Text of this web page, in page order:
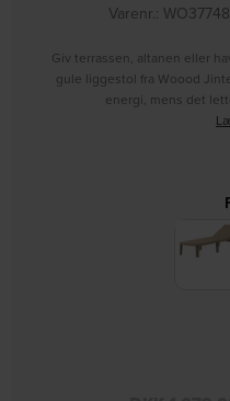
Varenr.:
Giv terrassen, altanen eller
gule liggestol fra Woood
energi, mens det